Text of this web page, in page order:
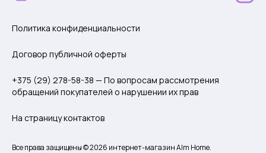
Политика конфиденциальности
Договор публичной оферты
+375 (29) 278-58-38 — По вопросам рассмотрения
обращений покупателей о нарушении их прав
На страницу контактов
Все права защищены © 2026 интернет-магазин Alm Home.